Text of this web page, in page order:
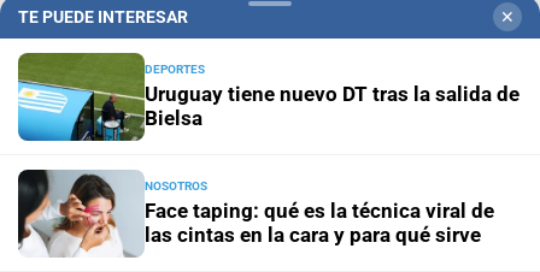
+Información General
TE PUEDE INTERESAR ✕
DEPORTES
Uruguay tiene nuevo DT tras la salida de
Bielsa
NOSOTROS
Face taping: qué es la técnica viral de
las cintas en la cara y para qué sirve